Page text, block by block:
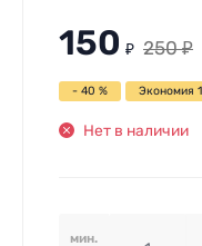
150 ₽ 250 ₽
- 40 % Экономия
Нет в наличии
мин.